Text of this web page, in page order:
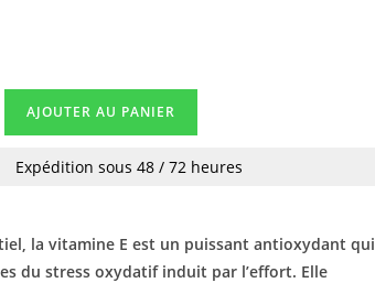
AJOUTER AU PANIER
Expédition sous 48 / 72 heures
la vitamine E est un puissant antioxydant qui
du stress oxydatif induit par l’effort. Elle